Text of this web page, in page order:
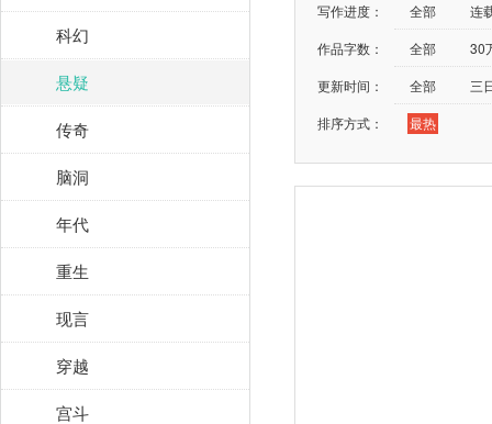
科幻
悬疑
传奇
脑洞
年代
重生
现言
穿越
宫斗
写作进度：
全部
连
作品字数：
全部
30
更新时间：
全部
三
排序方式：
最热